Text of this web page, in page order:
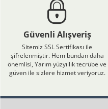
Güvenli Alışveriş
Sitemiz SSL Sertifikası ile
şifrelenmiştir. Hem bundan daha
önemlisi, Yarım yüzyıllık tecrübe ve
güven ile sizlere hizmet veriyoruz.